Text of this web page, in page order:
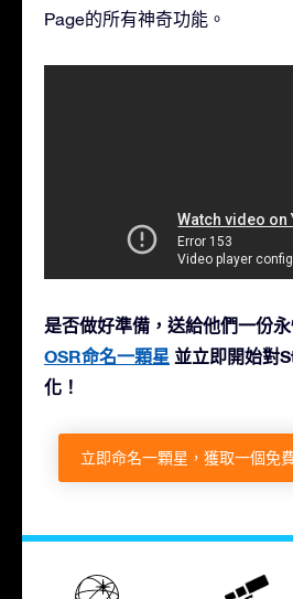
Page的所有神奇功能。
是否做好準備，送給他們一份
OSR命名一顆星 並立即開始對
化！
立即命名一顆星，獲取一個免